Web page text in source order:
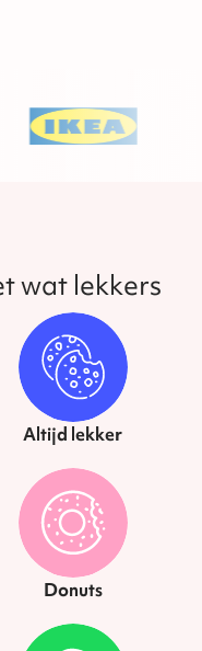
wat lekkers
Altijd lekker
Donuts